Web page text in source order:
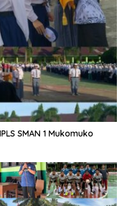
SMAN 1 Mukomuko